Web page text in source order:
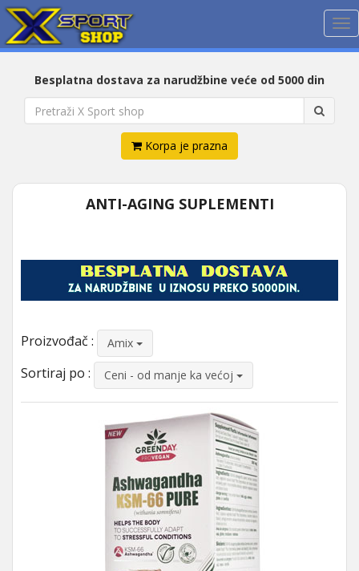
Besplatna dostava za narudžbine veće od 5000 din
Korpa je prazna
ANTI-AGING SUPLEMENTI
Proizvođač : Amix
Sortiraj po : Ceni - od manje ka većoj